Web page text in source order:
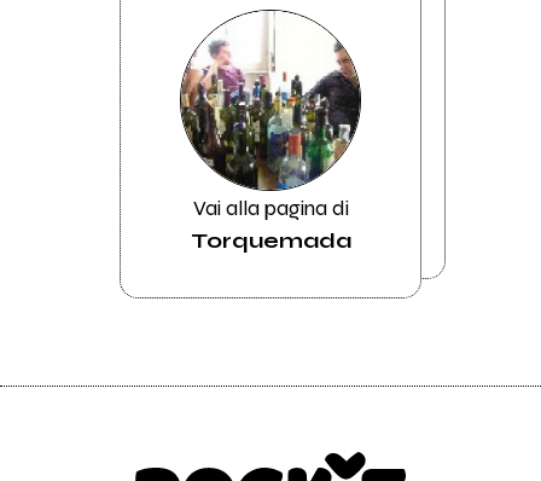
Vai alla pagina di
Torquemada